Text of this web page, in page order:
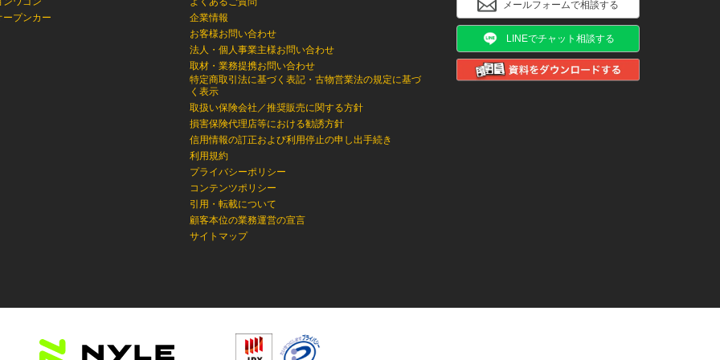
ープンカー
企業情報
お客様お問い合わせ
法人・個人事業主様お問い合わせ
取材・業務提携お問い合わせ
特定商取引法に基づく表記・古物営業法の規定に基づ
く表示
取扱い保険会社／推奨販売に関する方針
損害保険代理店等における勧誘方針
信用情報の訂正および利用停止の申し出手続き
利用規約
プライバシーポリシー
コンテンツポリシー
引用・転載について
顧客本位の業務運営の宣言
サイトマップ
メールフォームで相談する
LINEでチャット相談する